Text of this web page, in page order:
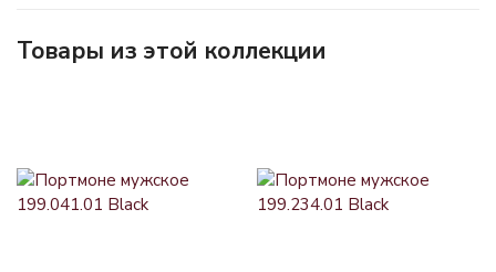
Товары из этой коллекции